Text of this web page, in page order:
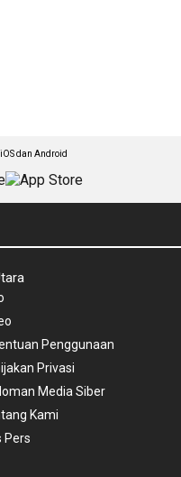
dan Android
Penggunaan
Privasi
Media Siber
Kami
Pers